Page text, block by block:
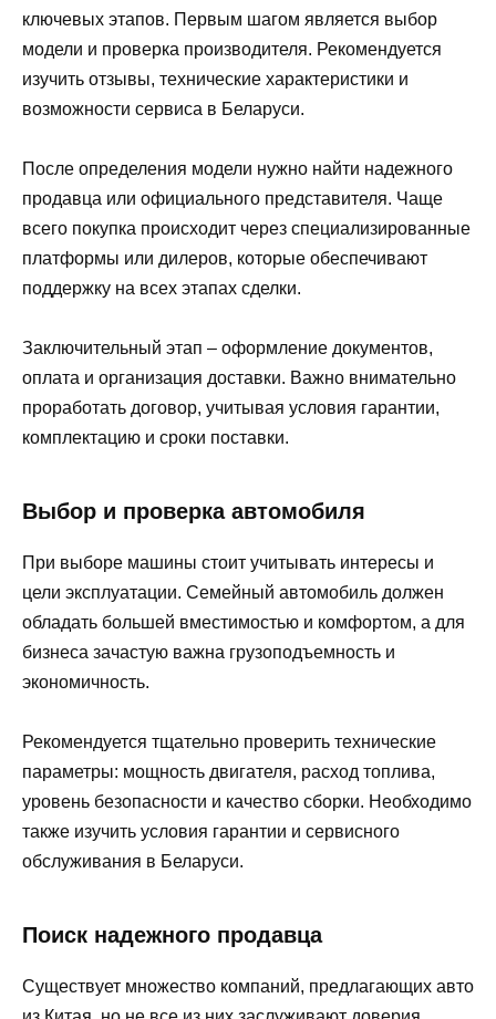
ключевых этапов. Первым шагом является выбор
модели и проверка производителя. Рекомендуется
изучить отзывы, технические характеристики и
возможности сервиса в Беларуси.
После определения модели нужно найти надежного
продавца или официального представителя. Чаще
всего покупка происходит через специализированные
платформы или дилеров, которые обеспечивают
поддержку на всех этапах сделки.
Заключительный этап – оформление документов,
оплата и организация доставки. Важно внимательно
проработать договор, учитывая условия гарантии,
комплектацию и сроки поставки.
Выбор и проверка автомобиля
При выборе машины стоит учитывать интересы и
цели эксплуатации. Семейный автомобиль должен
обладать большей вместимостью и комфортом, а для
бизнеса зачастую важна грузоподъемность и
экономичность.
Рекомендуется тщательно проверить технические
параметры: мощность двигателя, расход топлива,
уровень безопасности и качество сборки. Необходимо
также изучить условия гарантии и сервисного
обслуживания в Беларуси.
Поиск надежного продавца
Существует множество компаний, предлагающих авто